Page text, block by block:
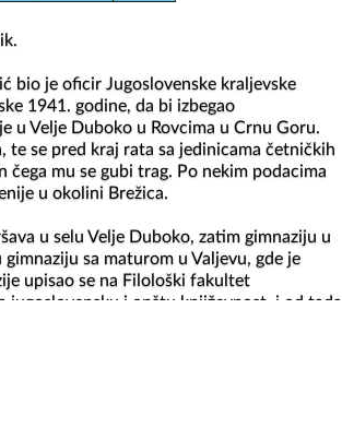
bio je oficir Jugoslovenske kraljevske
1941. godine, da bi izbegao
u Velje Duboko u Rovcima u Crnu Goru.
te se pred kraj rata sa jedinicama četničkih
mu se gubi trag. Po nekim podacima
u okolini Brežica.
u selu Velje Duboko, zatim gimnaziju u
sa maturom u Valjevu, gde je
upisao se na Filološki fakultet
jugoslovensku i opštu književnost, i od tada